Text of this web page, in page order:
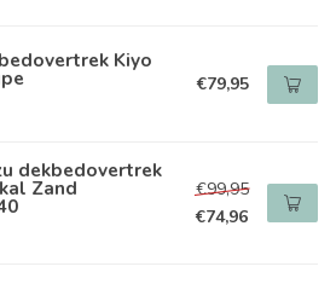
Kiyo
€79,95
dekbedovertrek
Zand
€99,95
€74,96